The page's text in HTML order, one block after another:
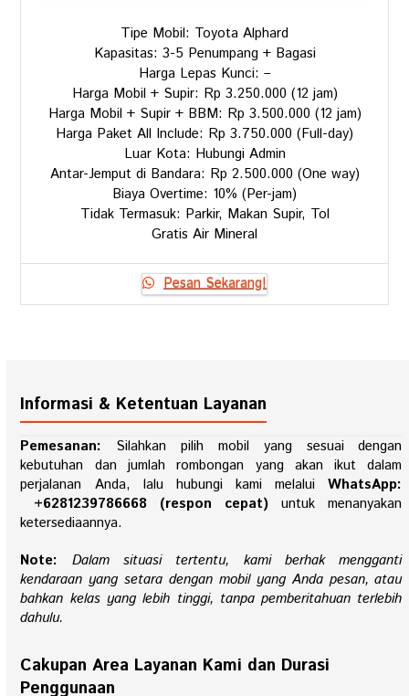
Tipe Mobil: Toyota Alphard
Kapasitas: 3-5 Penumpang + Bagasi
Harga Lepas Kunci: –
Harga Mobil + Supir: Rp 3.250.000 (12 jam)
Harga Mobil + Supir + BBM: Rp 3.500.000 (12 jam)
Harga Paket All Include: Rp 3.750.000 (Full-day)
Luar Kota: Hubungi Admin
Antar-Jemput di Bandara: Rp 2.500.000 (One way)
Biaya Overtime: 10% (Per-jam)
Tidak Termasuk: Parkir, Makan Supir, Tol
Gratis Air Mineral
Pesan Sekarang!
Informasi & Ketentuan Layanan
Pemesanan: Silahkan pilih mobil yang sesuai dengan
kebutuhan dan jumlah rombongan yang akan ikut dalam
perjalanan Anda, lalu hubungi kami melaluiWhatsApp:
+6281239786668 (respon cepat) untuk menanyakan
ketersediaannya.
Note:
Dalam situasi tertentu, kami berhak mengganti
kendaraan yang setara dengan mobil yang Anda pesan, atau
bahkan kelas yang lebih tinggi, tanpa pemberitahuan terlebih
dahulu.
Cakupan Area Layanan Kami dan Durasi
Penggunaan